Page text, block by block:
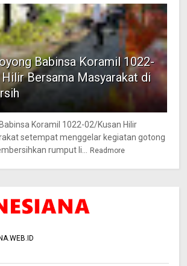
Babinsa Koramil 1022-
Bersama Masyarakat di
Koramil 1022-02/Kusan Hilir
setempat menggelar kegiatan gotong
rumput li...
Readmore